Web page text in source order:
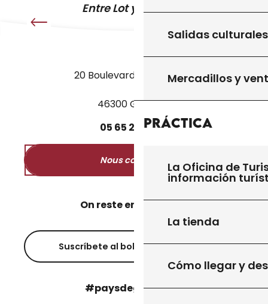
Salidas culturales
Mercadillos y
Práctica
La Oficina de
información
La tienda
Cómo llegar y
Entre Lot y Dordoña
20 Boulevard des Martyrs
46300 Gourdon
05 65 27 5250
Nous contacter
On reste en contact ?
Suscríbete al boletín informativo
#paysdegourdon !